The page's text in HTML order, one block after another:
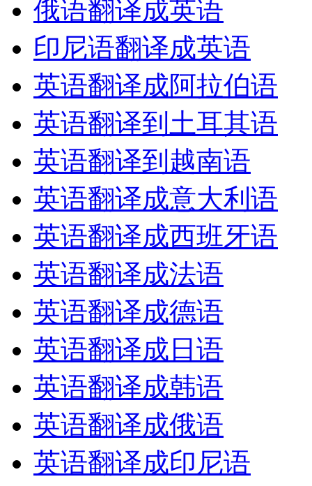
俄语翻译成英语
印尼语翻译成英语
英语翻译成阿拉伯语
英语翻译到土耳其语
英语翻译到越南语
英语翻译成意大利语
英语翻译成西班牙语
英语翻译成法语
英语翻译成德语
英语翻译成日语
英语翻译成韩语
英语翻译成俄语
英语翻译成印尼语